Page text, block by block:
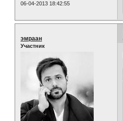
06-04-2013 18:42:55
эмраан
Участник